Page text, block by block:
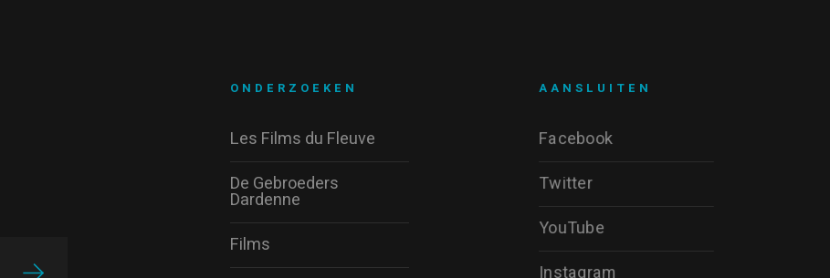
AANSLUITEN
Facebook
Twitter
YouTube
Instagram
ONDERZOEKEN
Les Films du Fleuve
De Gebroeders
Dardenne
Films